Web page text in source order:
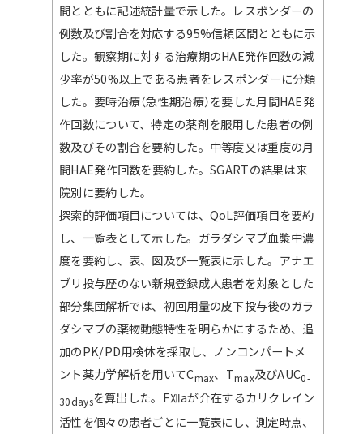
間とともに記述統計量で示した。レスポンダーの
例数及び割合を対応する95%信頼区間とともに示
した。観察期に対する治療期のHAE発作回数の減
少率が50%以上である患者をレスポンダーに分類
した。要時治療（急性期治療）を要した月間HAE発
作回数について、特定の薬剤を服用した患者の例
数及びその割合を要約した。中等度又は重度の月
間HAE発作回数を要約した。SGARTの結果は来
院別に要約した。
探索的評価項目については、QoL評価項目を要約
し、一覧表として示した。ガラダシマブ血漿中濃
度を要約し、表、図及び一覧表に示した。アナエ
ブリ投与歴のない新規登録成人患者を対象とした
部分集団解析では、初回用量の皮下投与後のガラ
ダシマブの薬物動態特性を明らかにするため、追
加のPK/PD用検体を採取し、ノンコンパートメ
ント薬力学解析を用いてCmax、Tmax及びAUC0-
30daysを算出した。FⅫaが介在するカリクレイン
活性を個々の患者ごとに一覧表にし、測定時点、